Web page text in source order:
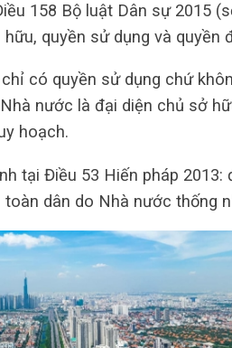
158 Bộ luật Dân sự 2015
quyền sử dụng và quyền
có quyền sử dụng chứ
nước là đại diện chủ sở
hoạch.
tại Điều 53 Hiến pháp 2013:
dân do Nhà nước thống